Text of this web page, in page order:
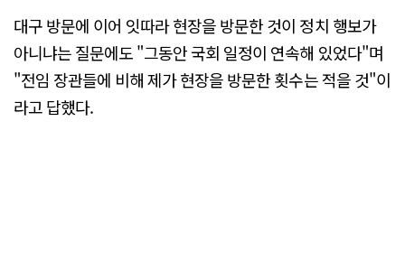
대구 방문에 이어 잇따라 현장을 방문한 것이 정치 행보가
아니냐는 질문에도 "그동안 국회 일정이 연속해 있었다"며
"전임 장관들에 비해 제가 현장을 방문한 횟수는 적을 것"이
라고 답했다.